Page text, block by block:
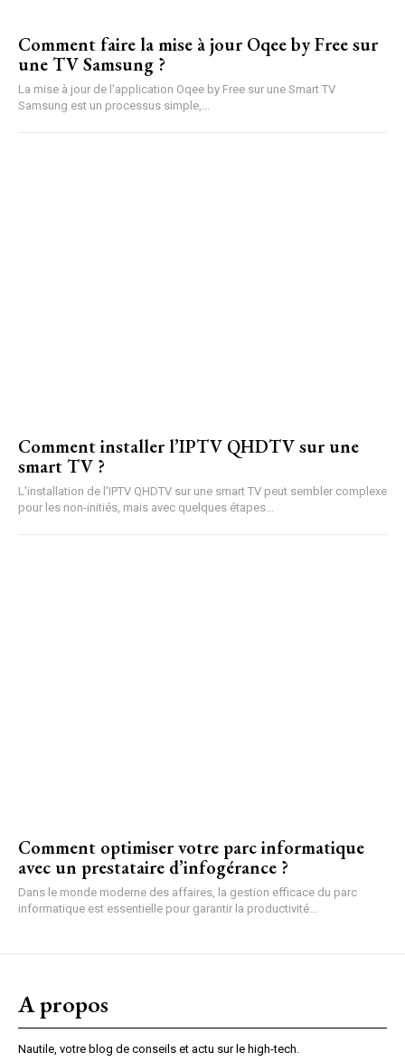
Comment faire la mise à jour Oqee by Free sur
une TV Samsung ?
La mise à jour de l'application Oqee by Free sur une Smart TV
Samsung est un processus simple,...
Comment installer l’IPTV QHDTV sur une
smart TV ?
L'installation de l'IPTV QHDTV sur une smart TV peut sembler complexe
pour les non-initiés, mais avec quelques étapes...
Comment optimiser votre parc informatique
avec un prestataire d’infogérance ?
Dans le monde moderne des affaires, la gestion efficace du parc
informatique est essentielle pour garantir la productivité...
A propos
Nautile, votre blog de conseils et actu sur le high-tech.